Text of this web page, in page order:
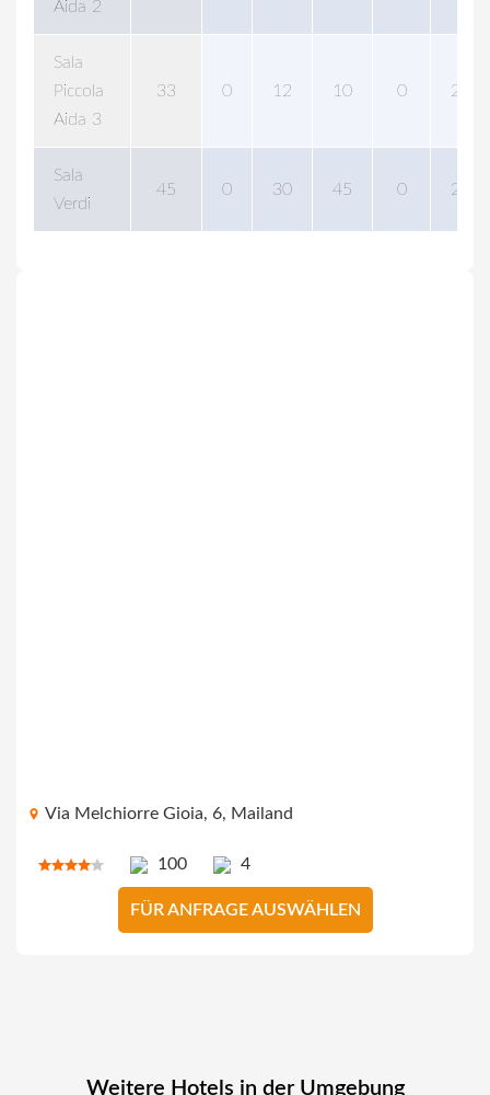
Aida 2
Sala
Piccola
Aida 3
33 0 12 10 0 20
Sala
Verdi
45 0 30 45 0 20
Via Melchiorre Gioia, 6, Mailand
100 4
FÜR ANFRAGE AUSWÄHLEN
Weitere Hotels in der Umgebung